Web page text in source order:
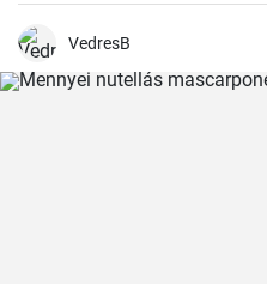
VedresB